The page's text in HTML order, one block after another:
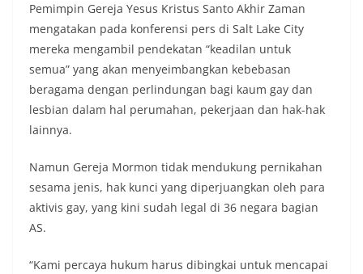
Pemimpin Gereja Yesus Kristus Santo Akhir Zaman
mengatakan pada konferensi pers di Salt Lake City
mereka mengambil pendekatan “keadilan untuk
semua” yang akan menyeimbangkan kebebasan
beragama dengan perlindungan bagi kaum gay dan
lesbian dalam hal perumahan, pekerjaan dan hak-hak
lainnya.
Namun Gereja Mormon tidak mendukung pernikahan
sesama jenis, hak kunci yang diperjuangkan oleh para
aktivis gay, yang kini sudah legal di 36 negara bagian
AS.
“Kami percaya hukum harus dibingkai untuk mencapai